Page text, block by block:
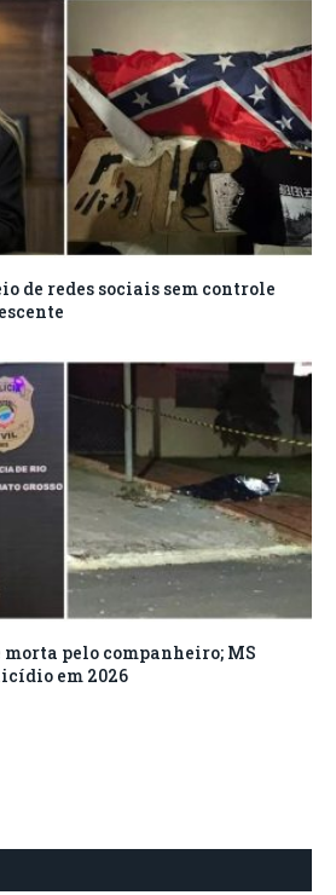
de redes sociais sem controle
morta pelo companheiro; MS
em 2026